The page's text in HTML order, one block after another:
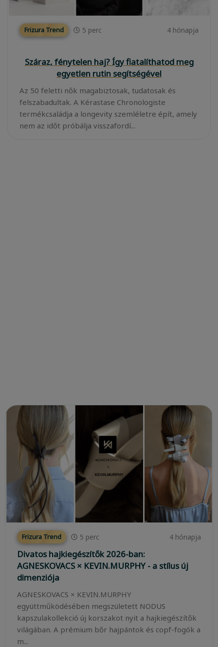
Frizura Trend 5 perc 4 hónapja
Száraz, fénytelen haj? Így fiatalíthatod meg
egyetlen rutin segítségével
Az 50 feletti nők magabiztosak, tudatosak és
felszabadultak. A Kérastase Chronologiste
termékcsaládja a longevity szemléletre épít, amely
nem az időt próbálja visszafordí...
Frizura Trend 5 perc 4 hónapja
Divatos hajkiegészítők 2026-ban:
AGNESKOVACS × KEVIN.MURPHY - a stílus új
dimenziója
AGNESKOVACS × KEVIN.MURPHY
együttműködésében megszületett NODUS
kapszulakollekció új korszakot nyit a hajkiegészítők
világában. A prémium bőr hajpántok és copf-fogók a
m...